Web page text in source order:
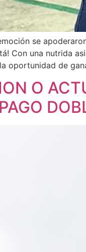
se
Con una nutrida
oportunidad de
O